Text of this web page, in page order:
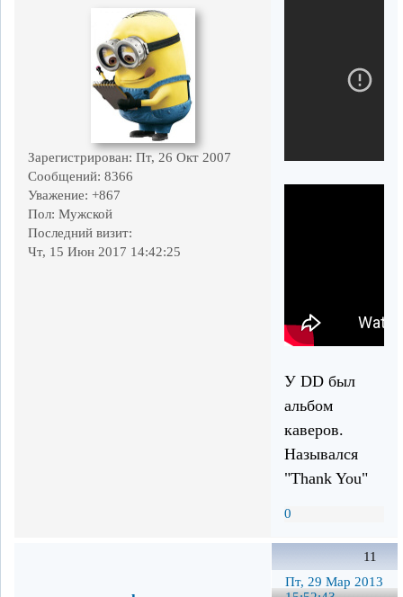
Зарегистрирован: Пт, 26 Окт 2007
Сообщений: 8366
Уважение: +867
Пол: Мужской
Последний визит:
Чт, 15 Июн 2017 14:42:25
У DD был
альбом
каверов.
Назывался
"Thank You"
0
11
Пт, 29 Мар 2013